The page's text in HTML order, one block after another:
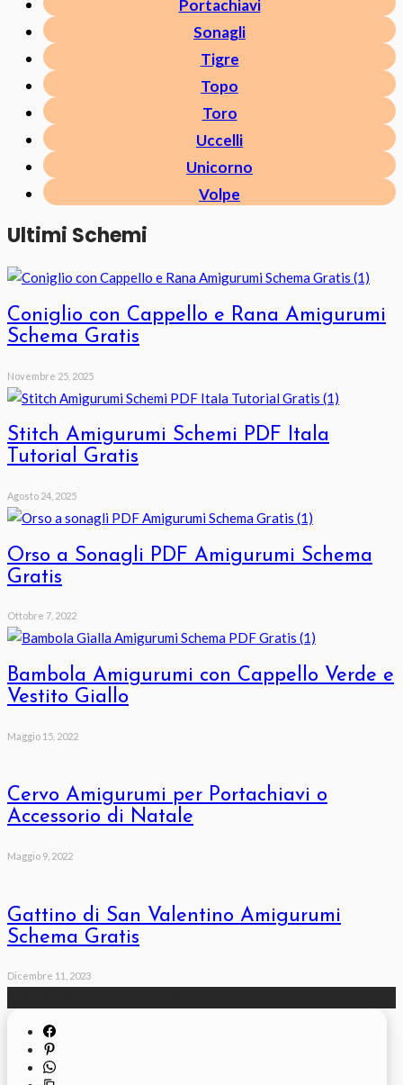
Portachiavi
Sonagli
Tigre
Topo
Toro
Uccelli
Unicorno
Volpe
Ultimi Schemi
Coniglio con Cappello e Rana Amigurumi
Schema Gratis
Novembre 25, 2025
Stitch Amigurumi Schemi PDF Itala
Tutorial Gratis
Agosto 24, 2025
Orso a Sonagli PDF Amigurumi Schema
Gratis
Ottobre 7, 2022
Bambola Amigurumi con Cappello Verde e
Vestito Giallo
Maggio 15, 2022
Cervo Amigurumi per Portachiavi o
Accessorio di Natale
Maggio 9, 2022
Gattino di San Valentino Amigurumi
Schema Gratis
Dicembre 11, 2023